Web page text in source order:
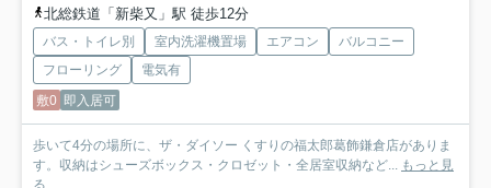
北総鉄道「新柴又」駅 徒歩12分
バス・トイレ別 室内洗濯機置場 エアコン
バルコニー
フローリング
電気有
敷0 即入居可
歩いて4分の場所に、ザ・ダイソー くすりの福太郎葛飾鎌倉店がありま
す。収納はシューズボックス・クロゼット・全居室収納など... もっと見
る